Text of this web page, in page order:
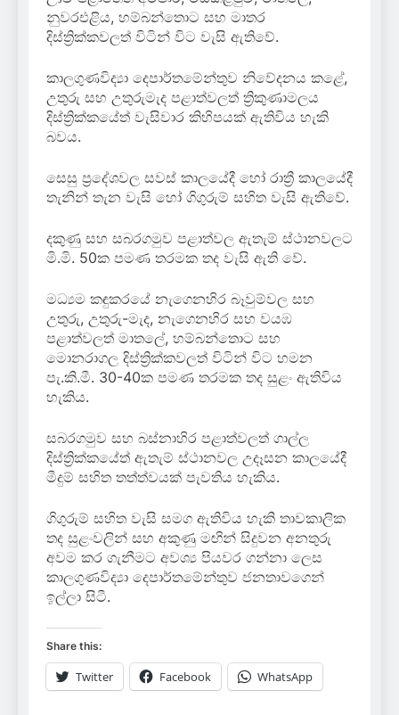
නුවරඑළිය, හම්බන්තොට සහ මාතර
දිස්ත්‍රික්කවලත් විටින් විට වැසි ඇතිවේ.
කාලගුණවිද්‍යා දෙපාර්තමේන්තුව නිවේදනය කළේ,
උතුරු සහ උතුරුමැද පළාත්වලත් ත්‍රිකුණාමලය
දිස්ත්‍රික්කයේත් වැසිවාර කිහිපයක් ඇතිවිය හැකි
බවය.
සෙසු ප්‍රදේශවල සවස් කාලයේදී හෝ රාත්‍රී කාලයේදී
තැනින් තැන වැසි හෝ ගිගුරුම් සහිත වැසි ඇතිවේ.
දකුණු සහ සබරගමුව පළාත්වල ඇතැම් ස්ථානවලට
මි.මි. 50ක පමණ තරමක තද වැසි ඇති වේ.
මධ්‍යම කඳුකරයේ නැගෙනහිර බෑවුම්වල සහ
උතුරු, උතුරු-මැද, නැගෙනහිර සහ වයඹ
පළාත්වලත් මාතලේ, හම්බන්තොට සහ
මොනරාගල දිස්ත්‍රික්කවලත් විටින් විට හමන
පැ.කි.මී. 30-40ක පමණ තරමක තද සුළං ඇතිවිය
හැකිය.
සබරගමුව සහ බස්නාහිර පළාත්වලත් ගාල්ල
දිස්ත්‍රික්කයේත් ඇතැම් ස්ථානවල උදෑසන කාලයේදී
මීදුම් සහිත තත්ත්වයක් පැවතිය හැකිය.
ගිගුරුම් සහිත වැසි සමග ඇතිවිය හැකි තාවකාලික
තද සුළංවලින් සහ අකුණු මඟින් සිදුවන අනතුරු
අවම කර ගැනීමට අවශ්‍ය පියවර ගන්නා ලෙස
කාලගුණවිද්‍යා දෙපාර්තමේන්තුව ජනතාවගෙන්
ඉල්ලා සිටී.
Share this:
Twitter Facebook WhatsApp